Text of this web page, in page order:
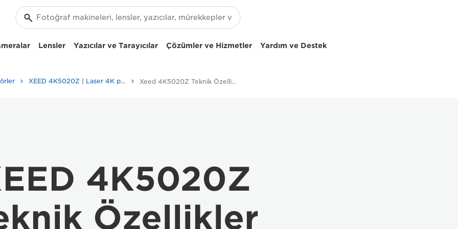
Lensler Yazıcılar ve Tarayıcılar Çözümler ve Hizmetler Yardım ve Destek
XEED 4K5020Z | Laser 4K projector Xeed 4K5020Z Teknik Özellikleri
4K5020Z
Özellikler